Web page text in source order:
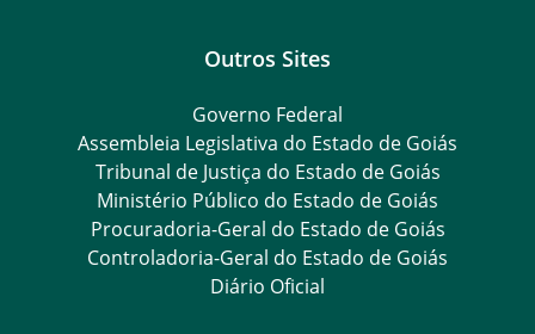
Outros Sites
Governo Federal
Assembleia Legislativa do Estado de Goiás
Tribunal de Justiça do Estado de Goiás
Ministério Público do Estado de Goiás
Procuradoria-Geral do Estado de Goiás
Controladoria-Geral do Estado de Goiás
Diário Oficial